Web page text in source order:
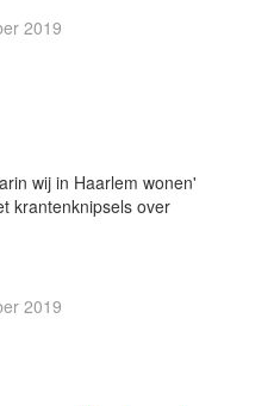
2019
wij in Haarlem wonen'
krantenknipsels over
2019